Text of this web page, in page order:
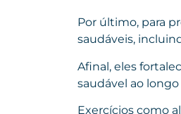
Por último, para
saudáveis,
Afinal, eles
saudável ao longo
Exercícios como